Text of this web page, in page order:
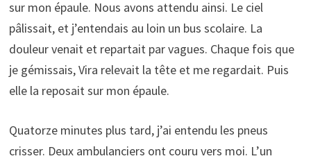
sur mon épaule. Nous avons attendu ainsi. Le ciel
pâlissait, et j’entendais au loin un bus scolaire. La
douleur venait et repartait par vagues. Chaque fois que
je gémissais, Vira relevait la tête et me regardait. Puis
elle la reposait sur mon épaule.
Quatorze minutes plus tard, j’ai entendu les pneus
crisser. Deux ambulanciers ont couru vers moi. L’un